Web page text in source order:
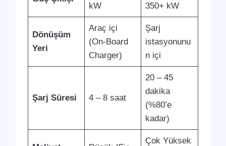
kW 350+ kW
Dönüşüm
Yeri
Araç içi
(On-Board
Charger)
Şarj
istasyonunu
n içi
Şarj Süresi 4 – 8 saat
20 – 45
dakika
(%80’e
kadar)
Çok Yüksek